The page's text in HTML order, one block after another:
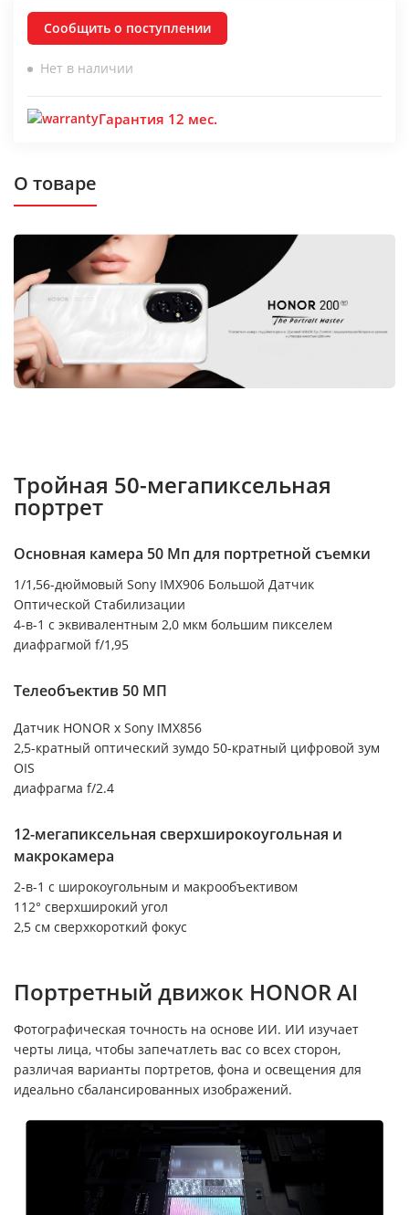
Сообщить о поступлении
Нет в наличии
Гарантия 12 мес.
О товаре
Тройная 50-мегапиксельная
портрет
Основная камера 50 Мп для портретной съемки
1/1,56-дюймовый Sony IMX906 Большой Датчик
Оптической Стабилизации
4-в-1 с эквивалентным 2,0 мкм большим пикселем
диафрагмой f/1,95
Телеобъектив 50 МП
Датчик HONOR x Sony IMX856
2,5-кратный оптический зумдо 50-кратный цифровой зум
OIS
диафрагма f/2.4
12-мегапиксельная сверхширокоугольная и
макрокамера
2-в-1 с широкоугольным и макрообъективом
112° сверхширокий угол
2,5 см сверхкороткий фокус
Портретный движок HONOR AI
Фотографическая точность на основе ИИ. ИИ изучает
черты лица, чтобы запечатлеть вас со всех сторон,
различая варианты портретов, фона и освещения для
идеально сбалансированных изображений.